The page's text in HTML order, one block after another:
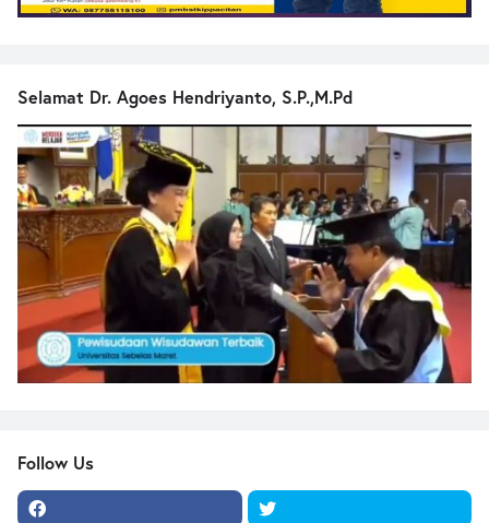
Selamat Dr. Agoes Hendriyanto, S.P.,M.Pd
Follow Us